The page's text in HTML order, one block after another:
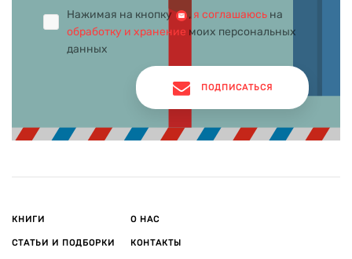
Нажимая на кнопку , я соглашаюсь на
обработку и хранение моих персональных
данных
ПОДПИСАТЬСЯ
КНИГИ
СТАТЬИ И ПОДБОРКИ
О НАС
КОНТАКТЫ